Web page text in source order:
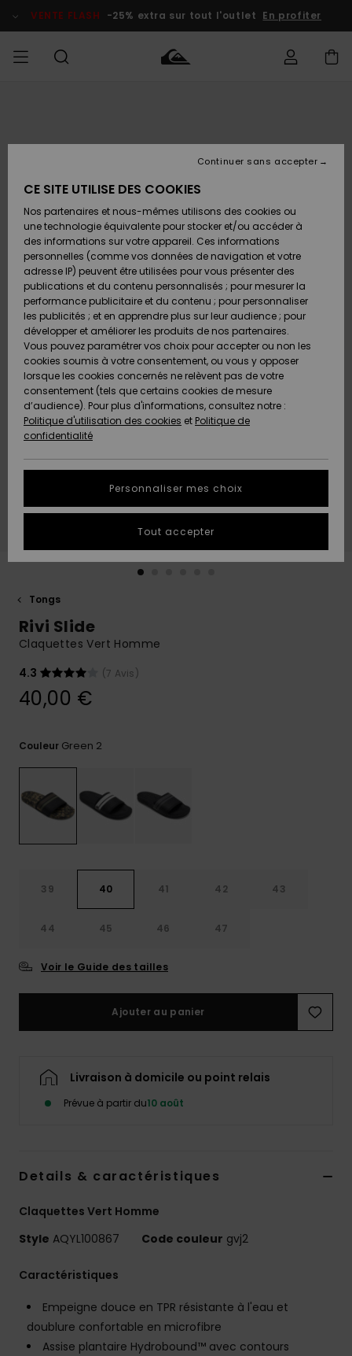
l'information
le
VENTE FLASH -25% extra sur tout l'outlet En profiter
Accessoires
Chaussures
& Tongs
Surf
Snow
Nouveautés
A
Découvrir
Accessoires
Chaussures
& Tongs
Surf
Snow
Nouveautés
A
Découvrir
FEMME
Nouveautés
A
Découvrir
Snow
SURF
Enfant
Highlights
Communauté
SNOW
Snow
Shop
Enfant
Snow
Shop
Femme
A
Découvrir
Communauté
VENTE
FLASH
Enfant
Outlet
Femme
Préférences
Langue Et
Région
Nederlands
AIDE &
CONTACT
Retours
Paiement
Carte
Cadeau
Quiksilver
Freedom
Protection
des données
Démarrez
pour obtenir
Démarrer
conversation
formulaire
de contact.
COLLECTION
CARTE
CADEAU
LISTE DE
SOUHAITS
Tongs
Rivi Slide
Claquettes Vert Homme
4.3
(7 Avis)
40,00 €
Couleur Green 2
39 40 41 42 43
44 45 46 47
Voir le Guide des tailles
Ajouter au panier
Livraison à domicile ou point relais
Prévue à partir du10 août
Details & caractéristiques
Claquettes Vert Homme
Style AQYL100867 Code couleur gvj2
Caractéristiques
Empeigne douce en TPR résistante à l'eau et
doublure confortable en microfibre
Assise plantaire Hydrobound™ avec contours
CE SITE UTILISE DES COOKIES
Nos partenaires et nous-mêmes utilisons des cookies ou
une technologie équivalente pour stocker et/ou accéder à
des informations sur votre appareil. Ces informations
personnelles (comme vos données de navigation et votre
adresse IP) peuvent être utilisées pour vous présenter des
publications et du contenu personnalisés ; pour mesurer la
performance publicitaire et du contenu ; pour personnaliser
les publicités ; et en apprendre plus sur leur audience ; pour
développer et améliorer les produits de nos partenaires.
Vous pouvez paramétrer vos choix pour accepter ou non les
cookies soumis à votre consentement, ou vous y opposer
lorsque les cookies concernés ne relèvent pas de votre
consentement (tels que certains cookies de mesure
d’audience). Pour plus d'informations, consultez notre :
Politique d'utilisation des cookies et Politique de
confidentialité
Personnaliser mes choix
Continuer sans accepter
Tout accepter